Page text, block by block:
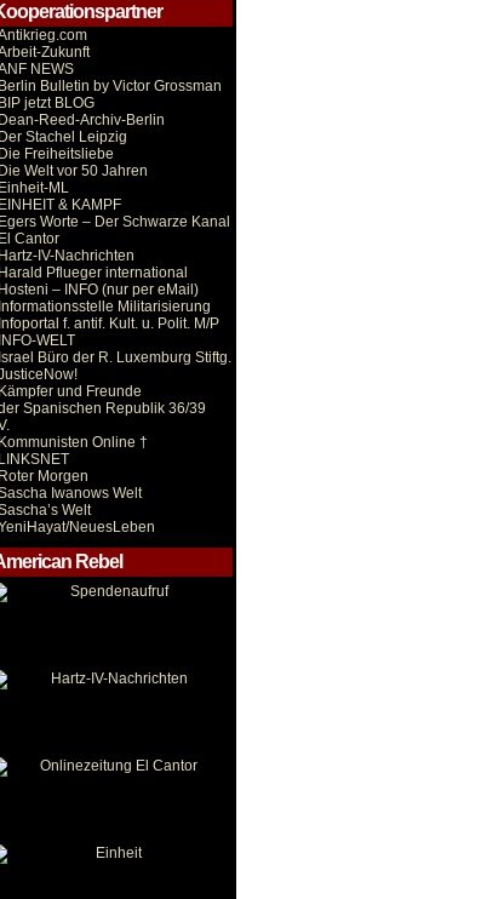
Zukunft
NEWS
Berlin Bulletin by Victor Grossman
BIP jetzt BLOG
Dean-Reed-Archiv-Berlin
Der Stachel Leipzig
Die Freiheitsliebe
Die Welt vor 50 Jahren
Einheit-ML
EINHEIT & KAMPF
Egers Worte – Der Schwarze Kanal
El Cantor
Hartz-IV-Nachrichten
Harald Pflueger international
Hosteni – INFO (nur per eMail)
Informationsstelle Militarisierung
Infoportal f. antif. Kult. u. Polit. M/P
INFO-WELT
Israel Büro der R. Luxemburg Stiftg.
Kämpfer und Freunde
Spanischen Republik 36/39
Kommunisten Online †
LINKSNET
Roter Morgen
Iwanows Welt
Welt
NeuesLeben
Rebel